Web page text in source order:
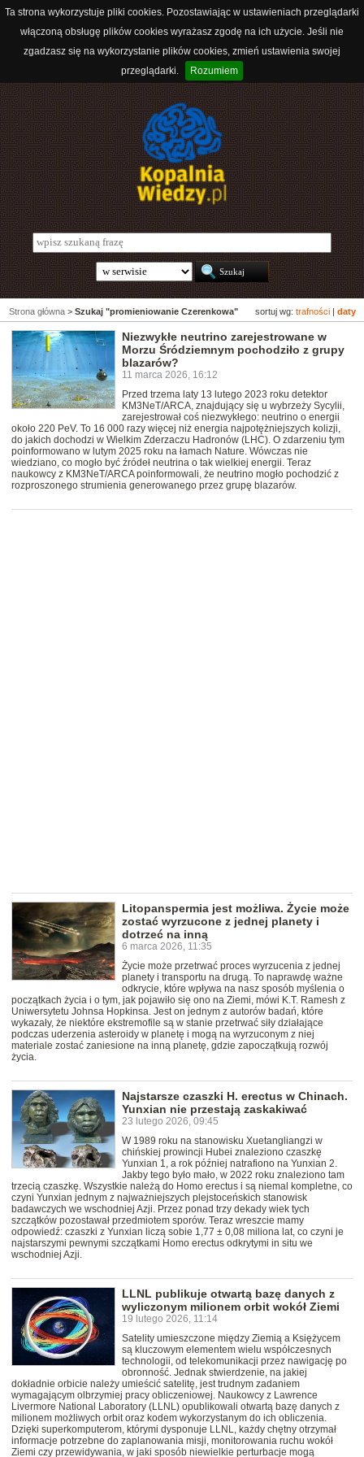
Ta strona wykorzystuje pliki cookies. Pozostawiając w ustawieniach przeglądarki
włączoną obsługę plików cookies wyrażasz zgodę na ich użycie. Jeśli nie
zgadzasz się na wykorzystanie plików cookies, zmień ustawienia swojej
przeglądarki.
Rozumiem
sortuj wg: trafności daty
Strona główna > Szukaj "promieniowanie Czerenkowa"
Niezwykłe neutrino zarejestrowane w
Morzu Śródziemnym pochodziło z grupy
blazarów?
11 marca 2026, 16:12
Przed trzema laty 13 lutego 2023 roku detektor
KM3NeT/ARCA, znajdujący się u wybrzeży Sycylii,
zarejestrował coś niezwykłego: neutrino o energii
około 220 PeV. To 16 000 razy więcej niż energia najpotężniejszych kolizji,
do jakich dochodzi w Wielkim Zderzaczu Hadronów (LHC). O zdarzeniu tym
poinformowano w lutym 2025 roku na łamach Nature. Wówczas nie
wiedziano, co mogło być źródeł neutrina o tak wielkiej energii. Teraz
naukowcy z KM3NeT/ARCA poinformowali, że neutrino mogło pochodzić z
rozproszonego strumienia generowanego przez grupę blazarów.
Litopanspermia jest możliwa. Życie może
zostać wyrzucone z jednej planety i
dotrzeć na inną
6 marca 2026, 11:35
Życie może przetrwać proces wyrzucenia z jednej
planety i transportu na drugą. To naprawdę ważne
odkrycie, które wpływa na nasz sposób myślenia o
początkach życia i o tym, jak pojawiło się ono na Ziemi, mówi K.T. Ramesh z
Uniwersytetu Johnsa Hopkinsa. Jest on jednym z autorów badań, które
wykazały, że niektóre ekstremofile są w stanie przetrwać siły działające
podczas uderzenia asteroidy w planetę i mogą na wyrzuconym z niej
materiale zostać zaniesione na inną planetę, gdzie zapoczątkują rozwój
życia.
Najstarsze czaszki H. erectus w Chinach.
Yunxian nie przestają zaskakiwać
23 lutego 2026, 09:45
W 1989 roku na stanowisku Xuetangliangzi w
chińskiej prowincji Hubei znaleziono czaszkę
Yunxian 1, a rok później natrafiono na Yunxian 2.
Jakby tego było mało, w 2022 roku znaleziono tam
trzecią czaszkę. Wszystkie należą do Homo erectus i są niemal kompletne, co
czyni Yunxian jednym z najważniejszych plejstoceńskich stanowisk
badawczych we wschodniej Azji. Przez ponad trzy dekady wiek tych
szczątków pozostawał przedmiotem sporów. Teraz wreszcie mamy
odpowiedź: czaszki z Yunxian liczą sobie 1,77 ± 0,08 miliona lat, co czyni je
najstarszymi pewnymi szczątkami Homo erectus odkrytymi in situ we
wschodniej Azji.
LLNL publikuje otwartą bazę danych z
wyliczonym milionem orbit wokół Ziemi
19 lutego 2026, 11:14
Satelity umieszczone między Ziemią a Księżycem
są kluczowym elementem wielu współczesnych
technologii, od telekomunikacji przez nawigację po
obronność. Jednak stwierdzenie, na jakiej
dokładnie orbicie należy umieścić satelitę, jest trudnym zadaniem
wymagającym olbrzymiej pracy obliczeniowej. Naukowcy z Lawrence
Livermore National Laboratory (LLNL) opublikowali otwartą bazę danych z
milionem możliwych orbit oraz kodem wykorzystanym do ich obliczenia.
Dzięki superkomputerom, którymi dysponuje LLNL, każdy chętny otrzymał
informacje potrzebne do zaplanowania misji, monitorowania ruchu wokół
Ziemi czy przewidywania, w jaki sposób niewielkie perturbacje mogą